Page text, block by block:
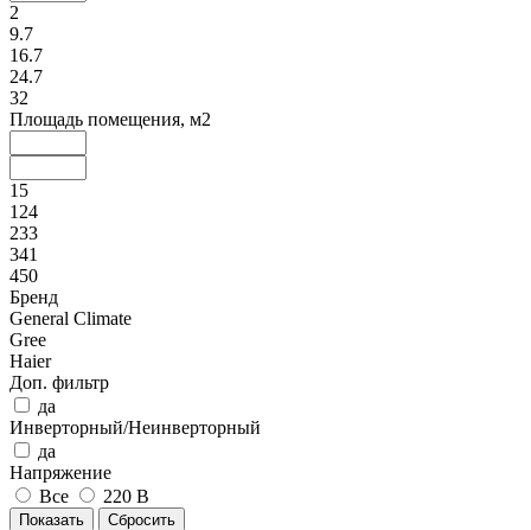
2
9.7
16.7
24.7
32
Площадь помещения, м2
15
124
233
341
450
Бренд
General Climate
Gree
Haier
Доп. фильтр
да
Инверторный/Неинверторный
да
Напряжение
Все
220 В